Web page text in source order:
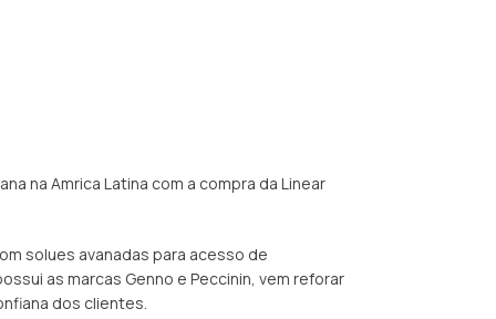
na Amrica Latina com a compra da Linear
solues avanadas para acesso de
as marcas Genno e Peccinin, vem reforar
dos clientes.